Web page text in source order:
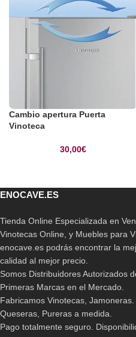
Cambio apertura Puerta
Vinoteca
30,00€
ENOCAVE.ES
Tienda Online Especializada en
Vinotecas Online, y Muebles para
enocave.es podrás encontrar la
calidad al mejor precio.
Somos Distribuidores Autorizados
Primeras Marcas en el Mercado.
Fabricamos Vinotecas, Jamoneras.
Queseras, Pureras a medida.
Pago totalmente seguro.